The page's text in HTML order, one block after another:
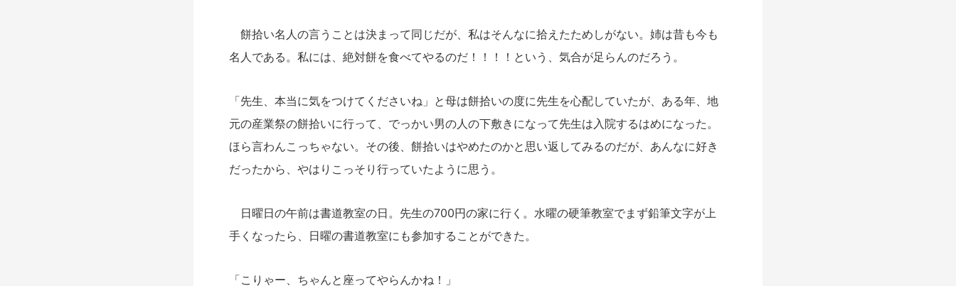
餅拾い名人の言うことは決まって同じだが、私はそんなに拾えたためしがない。姉は昔も今も
名人である。私には、絶対餅を食べてやるのだ！！！！という、気合が足らんのだろう。
「先生、本当に気をつけてくださいね」と母は餅拾いの度に先生を心配していたが、ある年、地
元の産業祭の餅拾いに行って、でっかい男の人の下敷きになって先生は入院するはめになった。
ほら言わんこっちゃない。 その後、餅拾いはやめたのかと思い返してみるのだが、 あんなに好き
だったから、やはりこっそり行っていたように思う。
日曜日の午前は書道教室の日。先生の700円の家に行く。 水曜の硬筆教室でまず鉛筆文字が上
手くなったら、 日曜の書道教室にも参加することができた。
「こりゃー、ちゃんと座ってやらんかね！」